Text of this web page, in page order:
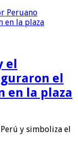
el
el
en la plaza
y simboliza el